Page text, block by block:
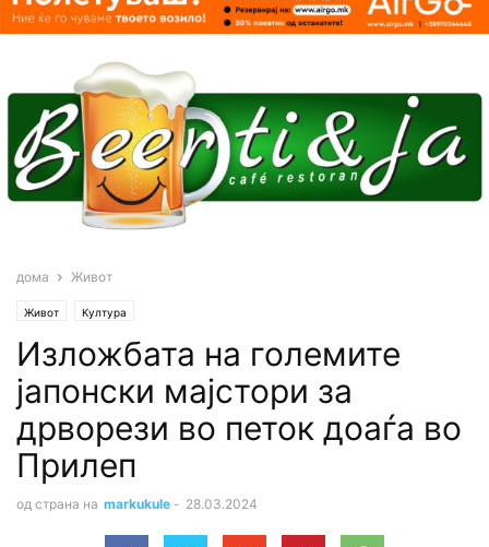
дома Живот
Живот Култура
Изложбата на големите
јапонски мајстори за
дрворези во петок доаѓа во
Прилеп
од страна на markukule - 28.03.2024